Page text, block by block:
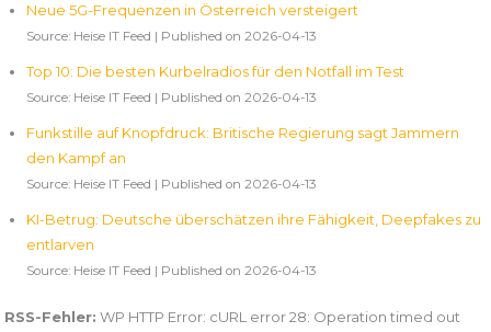
Neue 5G-Frequenzen in Österreich versteigert
Source: Heise IT Feed Published on 2026-04-13
Top 10: Die besten Kurbelradios für den Notfall im Test
Source: Heise IT Feed Published on 2026-04-13
Funkstille auf Knopfdruck: Britische Regierung sagt Jammern
den Kampf an
Source: Heise IT Feed Published on 2026-04-13
KI-Betrug: Deutsche überschätzen ihre Fähigkeit, Deepfakes zu
entlarven
Source: Heise IT Feed Published on 2026-04-13
RSS-Fehler: WP HTTP Error: cURL error 28: Operation timed out